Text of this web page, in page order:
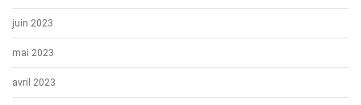
juin 2023
mai 2023
avril 2023